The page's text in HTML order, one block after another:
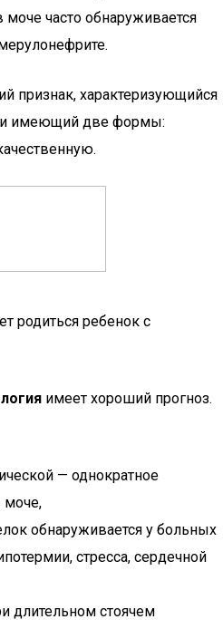
часто обнаруживается
признак, характеризующийся
и имеющий две формы:
родиться ребенок с
имеет хороший прогноз.
— однократное
моче,
обнаруживается у больных
стресса, сердечной
длительном стоячем